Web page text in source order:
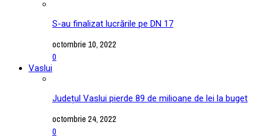
S-au finalizat lucrările pe DN 17
octombrie 10, 2022
0
Vaslui
Județul Vaslui pierde 89 de milioane de lei la buget
octombrie 24, 2022
0